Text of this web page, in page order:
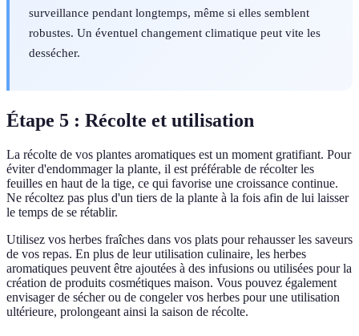
surveillance pendant longtemps, même si elles semblent
robustes. Un éventuel changement climatique peut vite les
dessécher.
Étape 5 : Récolte et utilisation
La récolte de vos plantes aromatiques est un moment gratifiant. Pour
éviter d'endommager la plante, il est préférable de récolter les
feuilles en haut de la tige, ce qui favorise une croissance continue.
Ne récoltez pas plus d'un tiers de la plante à la fois afin de lui laisser
le temps de se rétablir.
Utilisez vos herbes fraîches dans vos plats pour rehausser les saveurs
de vos repas. En plus de leur utilisation culinaire, les herbes
aromatiques peuvent être ajoutées à des infusions ou utilisées pour la
création de produits cosmétiques maison. Vous pouvez également
envisager de sécher ou de congeler vos herbes pour une utilisation
ultérieure, prolongeant ainsi la saison de récolte.